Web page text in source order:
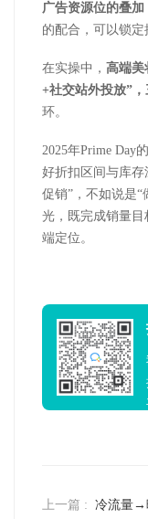
广告资源位的叠加
的配合，可以锁定
在实操中， 高端美
+社交站外投放”
环。
2025年Prime Day
好折扣区间与库
促销”，不如说是“
光，既完成销量
端定位。
上一篇 : 冷流量→